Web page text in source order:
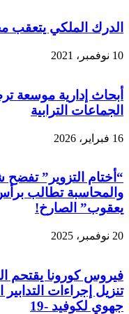
الدرك الملكي يتعقب
10 نوفمبر، 2021
أبحاث إدارية موسعة
الجماعات الترابية
16 فبراير، 2026
“أختام التزوير”
والمحاسبة تطالب
يعقوب” الصارخ!
20 نوفمبر، 2025
فيروس كورونا يقتحم
جهوي لكوفيد -19